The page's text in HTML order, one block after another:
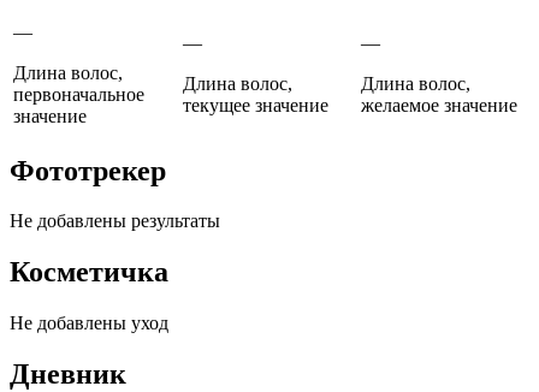
—
Длина волос,
первоначальное
значение
—
Длина волос,
текущее значение
—
Длина волос,
желаемое значение
Фототрекер
Не добавлены результаты
Косметичка
Не добавлены уход
Дневник